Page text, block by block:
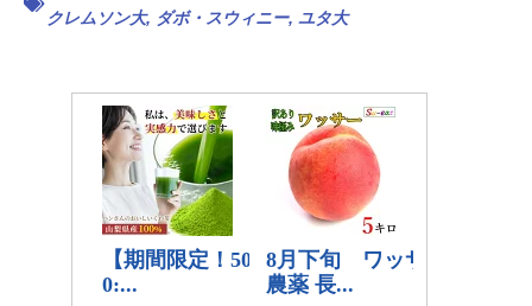
クレムソン大, ダボ・スウィニー, ユタ大